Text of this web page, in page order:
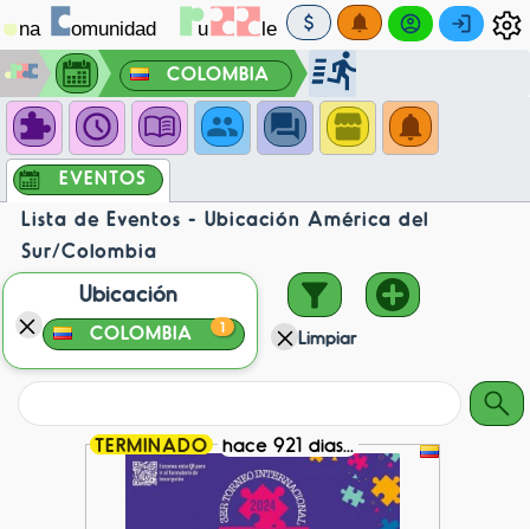
COLOMBIA
EVENTOS
Lista de Eventos - Ubicación América del
Sur/Colombia
Ubicación
COLOMBIA 1 Limpiar
TERMINADO hace 921 dias...